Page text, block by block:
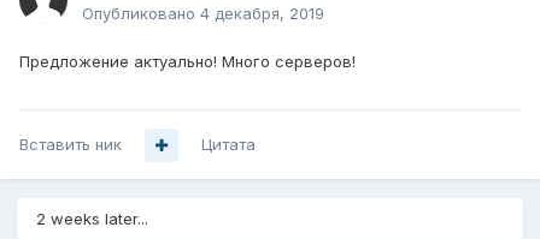
Опубликовано 4 декабря, 2019
Предложение актуально! Много серверов!
Вставить ник Цитата
2 weeks later...